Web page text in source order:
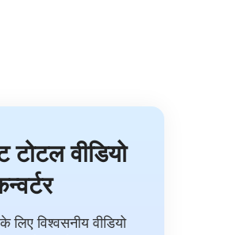
टोटल वीडियो
के लिए विश्वसनीय वीडियो